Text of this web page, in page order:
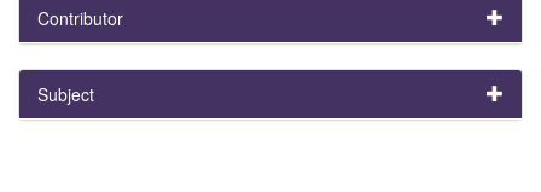
Contributor
Subject